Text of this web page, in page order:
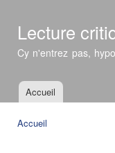
Lecture
Cy n'entrez pas,
Menu principal
Accueil
Accueil